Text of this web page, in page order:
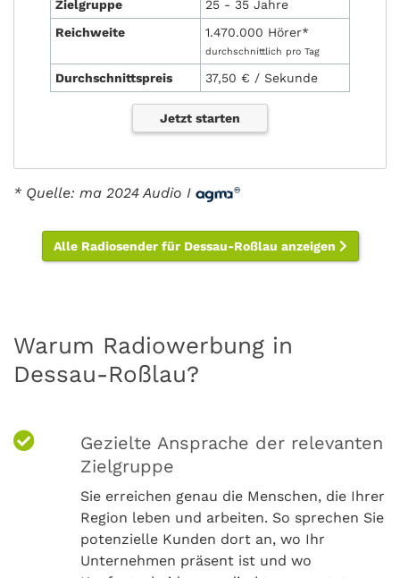
Zielgruppe
25 - 35 Jahre
Reichweite
1.470.000 Hörer*
durchschnittlich pro Tag
Durchschnittspreis 37,50 € / Sekunde
Jetzt starten
* Quelle: ma 2024 Audio I
Alle Radiosender für Dessau-Roßlau anzeigen
Warum Radiowerbung in
Dessau-Roßlau?
Gezielte Ansprache der relevanten
Zielgruppe
Sie erreichen genau die Menschen, die Ihrer
Region leben und arbeiten. So sprechen Sie
potenzielle Kunden dort an, wo Ihr
Unternehmen präsent ist und wo